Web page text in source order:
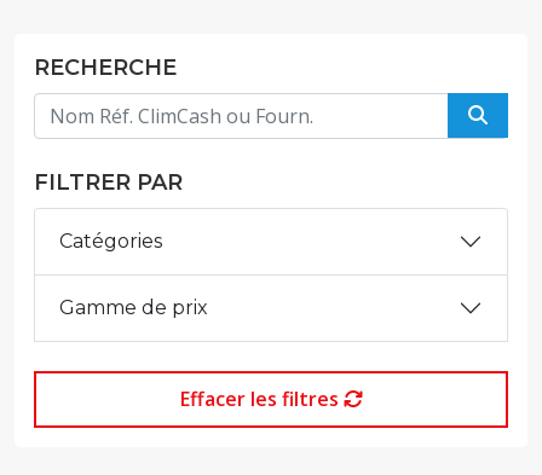
RECHERCHE
FILTRER PAR
Catégories
Gamme de prix
Effacer les filtres